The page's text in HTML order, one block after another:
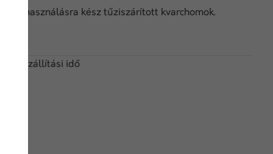
felhasználásra kész tűziszárított kvarchomok.
nap szállítási idő